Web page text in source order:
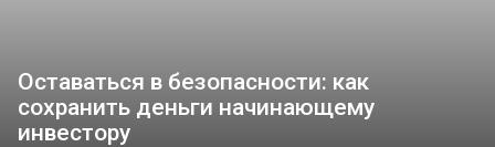
Оставаться в безопасности: как
сохранить деньги начинающему
инвестору